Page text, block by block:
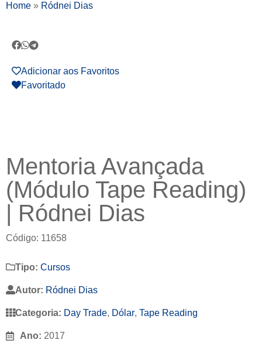
Home » Ródnei Dias
Adicionar aos Favoritos
Favoritado
Mentoria Avançada
(Módulo Tape Reading)
| Ródnei Dias
Código: 11658
Tipo: Cursos
Autor: Ródnei Dias
Categoria: Day Trade, Dólar, Tape Reading
Ano: 2017